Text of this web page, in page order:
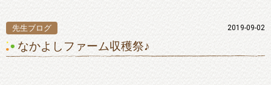
先生ブログ 2019-09-02
なかよしファーム収穫祭♪